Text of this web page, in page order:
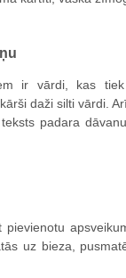
ir vārdi, kas
daži silti vārdi.
padara
uz bieza,